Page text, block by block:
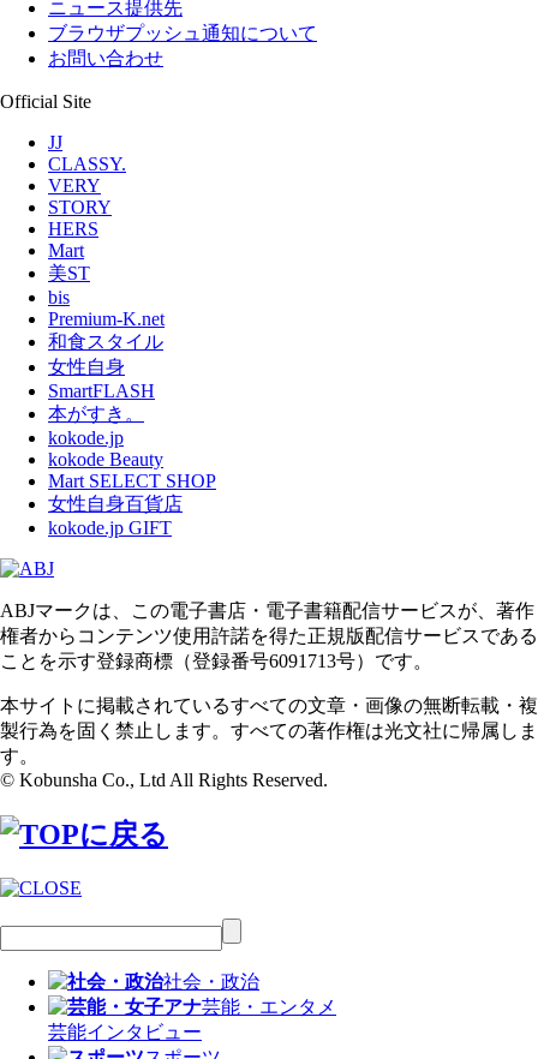
ニュース提供先
ブラウザプッシュ通知について
お問い合わせ
Official Site
JJ
CLASSY.
VERY
STORY
HERS
Mart
美ST
bis
Premium-K.net
和食スタイル
女性自身
SmartFLASH
本がすき。
kokode.jp
kokode Beauty
Mart SELECT SHOP
女性自身百貨店
kokode.jp GIFT
ABJマークは、この電子書店・電子書籍配信サービスが、著作
権者からコンテンツ使用許諾を得た正規版配信サービスである
ことを示す登録商標（登録番号6091713号）です。
本サイトに掲載されているすべての文章・画像の無断転載・複
製行為を固く禁止します。すべての著作権は光文社に帰属しま
す。
© Kobunsha Co., Ltd All Rights Reserved.
社会・政治
芸能・エンタメ
芸能インタビュー